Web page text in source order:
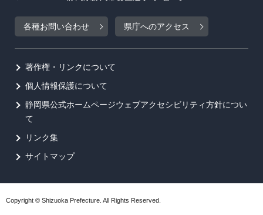
各種お問い合わせ 県庁へのアクセス
著作権・リンクについて
個人情報保護について
静岡県公式ホームページウェブアクセシビリティ方針につい
て
リンク集
サイトマップ
Copyright © Shizuoka Prefecture. All Rights Reserved.